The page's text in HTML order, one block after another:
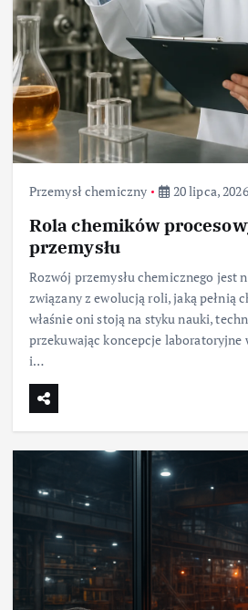
Przemysł chemiczny 20 lipca, 2026
Rola chemików
przemysłu
Rozwój przemysłu chemicznego jest
związany z ewolucją roli, jaką pełnią
właśnie oni stoją na styku nauki,
przekuwając koncepcje laboratoryjne
i…